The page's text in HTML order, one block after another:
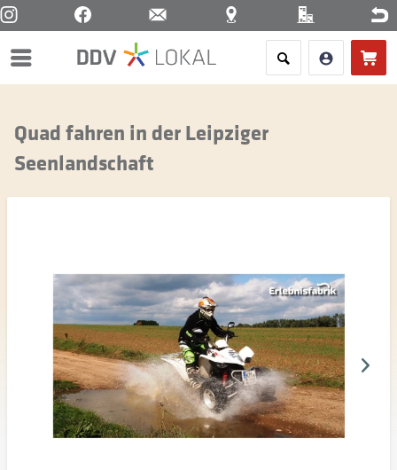
Menü
Quad fahren in der Leipziger
Seenlandschaft